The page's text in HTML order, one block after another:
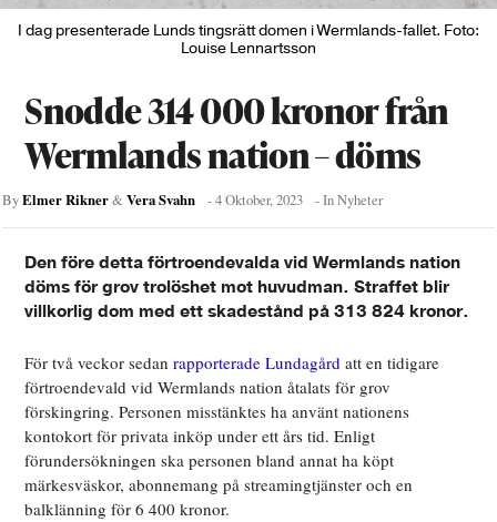
I dag presenterade Lunds tingsrätt domen i Wermlands-fallet. Foto:
Louise Lennartsson
Snodde 314 000 kronor från
Wermlands nation – döms
ByElmer Rikner&Vera Svahn -4 Oktober, 2023 - InNyheter
Den före detta förtroendevalda vid Wermlands nation
döms för grov trolöshet mot huvudman. Straffet blir
villkorlig dom med ett skadestånd på 313 824 kronor.
För två veckor sedanrapporterade Lundagård att en tidigare
förtroendevald vid Wermlands nation åtalats för grov
förskingring. Personen misstänktes ha använt nationens
kontokort för privata inköp under ett års tid. Enligt
förundersökningen ska personen bland annat ha köpt
märkesväskor, abonnemang på streamingtjänster och en
balklänning för 6 400 kronor.